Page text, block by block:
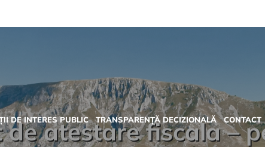
DE INTERES PUBLIC TRANSPARENȚĂ DECIZIONALĂ CONTACT
atestare fiscala –